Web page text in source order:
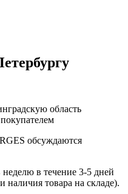
область
обсуждаются
неделю в течение 3-5 дней
наличия товара на складе).